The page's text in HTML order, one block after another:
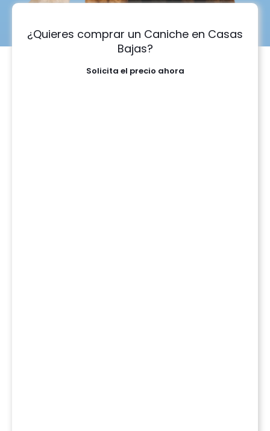
¿Quieres comprar un Caniche en Casas
Bajas?
Solicita el precio ahora